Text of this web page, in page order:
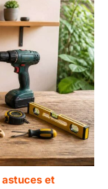
astuces et